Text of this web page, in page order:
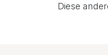
Diese